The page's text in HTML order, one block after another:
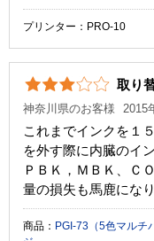
プリンター：PRO-10
取り
神奈川県のお客様 2015
これまでインクを１
を外す際に内臓のイ
ＰＢＫ，ＭＢＫ、Ｃ
量の損失も馬鹿にな
商品： PGI-73（5色マルチ